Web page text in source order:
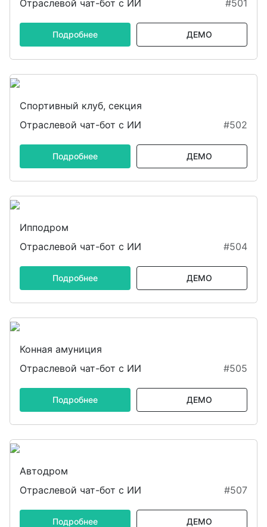
Отраслевой чат-бот с ИИ
#501
Подробнее ДЕМО
Спортивный клуб, секция
Отраслевой чат-бот с ИИ
#502
Подробнее ДЕМО
Ипподром
Отраслевой чат-бот с ИИ
#504
Подробнее ДЕМО
Конная амуниция
Отраслевой чат-бот с ИИ
#505
Подробнее ДЕМО
Автодром
Отраслевой чат-бот с ИИ
#507
Подробнее ДЕМО